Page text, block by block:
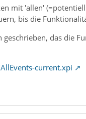
mit 'allen'
bis die
das die
current.xpi